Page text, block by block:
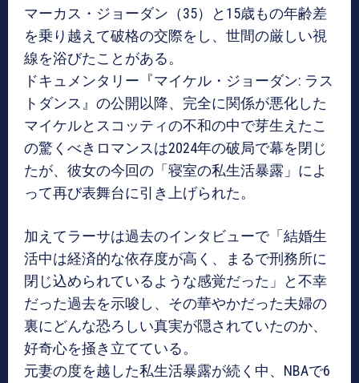
マーカス・ジョーダン（35）と15歳もの年齢差
を乗り越えて破格の交際をし、世間の厳しい視
線を浴びたことがある。
ドキュメンタリー『マイケル・ジョーダン: ラス
トダンス』の公開以降、完全に関係が悪化した
マイケルとスコッティの不和の中で芽生えたこ
の驚くべきロマンスは2024年の破局で幕を閉じ
たが、彼女の今回の「寝室の私生活暴露」によ
って再び表舞台に引き上げられた。
加えてラーサは過去のインタビューで「結婚生
活中は経済的な依存度が高く、まるで刑務所に
閉じ込められているような感覚だった」と不幸
だった過去を示唆し、その華やかだった夫婦の
裏にどんな恐ろしい真実が隠されていたのか、
好奇心を掻き立てている。
元妻の度を越した私生活暴露が続く中、NBAで6